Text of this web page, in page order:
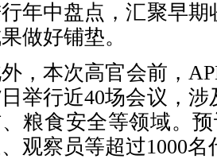
年中盘点，汇聚早
做好铺垫。
，本次高官会前，
举行近40场会议，
粮食安全等领域。
观察员等超过1000名